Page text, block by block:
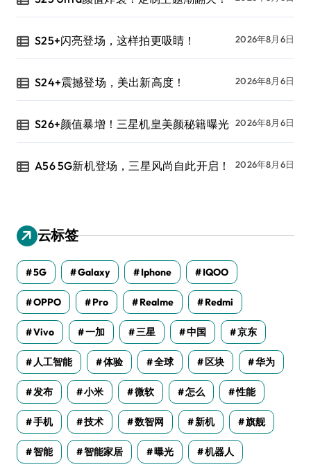
S25+闪亮登场，这样拍更吸睛！ 2026年8月6日
S24+震撼登场，美出新高度！ 2026年8月6日
S26+颜值暴增！三星机皇美颜秘籍曝光 2026年8月6日
A56 5G新机登场，三星风尚自此开启！ 2026年8月6日
云标签
5G Galaxy Iphone IQOO
OPPO Pro Realme Redmi
Vivo 一加 三星 中国 京东
人工智能 体验 全球 区块 华为
发布 小米 微软 怎么 性能
手机 技术 数智网 新机 旗舰
智能 智能家居 曝光 机器人